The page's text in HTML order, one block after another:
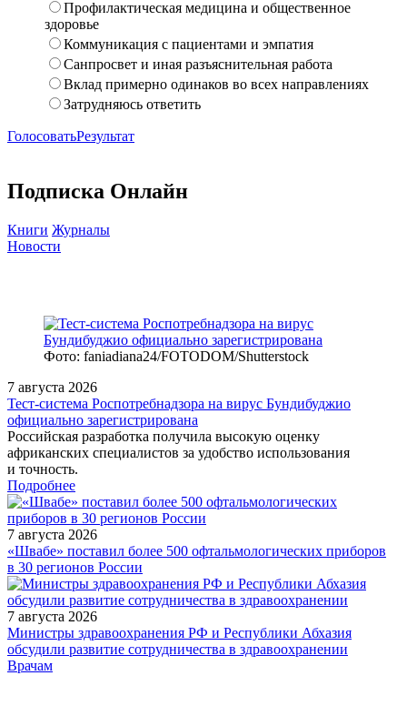
Профилактическая медицина и общественное
здоровье
Коммуникация с пациентами и эмпатия
Санпросвет и иная разъяснительная работа
Вклад примерно одинаков во всех направлениях
Затрудняюсь ответить
ГолосоватьРезультат
Подписка Онлайн
Книги Журналы
Новости
Фото: faniadiana24/FOTODOM/Shutterstock
7 августа 2026
Тест‑система Роспотребнадзора на вирус Бундибуджио
официально зарегистрирована
Российская разработка получила высокую оценку
африканских специалистов за удобство использования
и точность.
Подробнее
7 августа 2026
«Швабе» поставил более 500 офтальмологических приборов
в 30 регионов России
7 августа 2026
Министры здравоохранения РФ и Республики Абхазия
обсудили развитие сотрудничества в здравоохранении
/doctor/neurology/glava-1-znakomstvo-s-dislipidemiyami/
Врачам